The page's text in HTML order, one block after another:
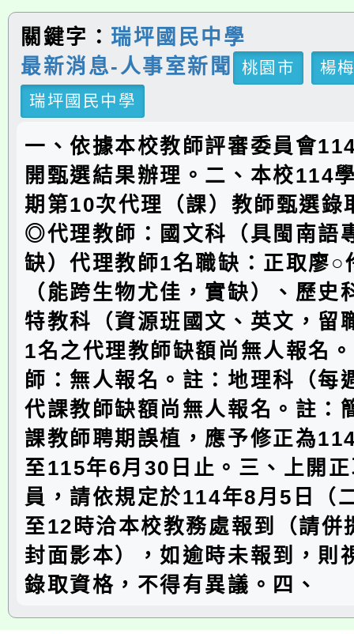
關鍵字： 瑞坪國民中學
最新消息-人事室新聞
桃園市
楊
瑞坪國民中學
一、依據本校教師評審委員會
開甄選結果辦理。二、本校114
期第10次代理（課）教師甄選錄
◎代理教師：國文科（具閩南語
缺）代理教師1名職缺：正取廖○
（能跨生物尤佳，實缺）、歷史
特教科（資源班國文、英文，留
1名之代理教師缺額尚無人報名
師：無人報名。註：地理科（每
代課教師缺額尚無人報名。註：
課教師聘期誤植，應予修正為
至115年6月30日止。三、上開
員，請依規定於114年8月5日（
至12時洽本校教務處報到（請併
封面影本），如逾時未報到，則
錄取資格，不得有異議。四、